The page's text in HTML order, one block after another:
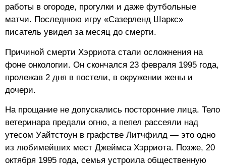
работы в огороде, прогулки и даже футбольные
матчи. Последнюю игру «Сазерленд Шаркс»
писатель увидел за месяц до смерти.
Причиной смерти Хэрриота стали осложнения на
фоне онкологии. Он скончался 23 февраля 1995 года,
пролежав 2 дня в постели, в окружении жены и
дочери.
На прощание не допускались посторонние лица. Тело
ветеринара предали огню, а пепел рассеяли над
утесом Уайтстоун в графстве Литчфилд — это одно
из любимейших мест Джеймса Хэрриота. Позже, 20
октября 1995 года, семья устроила общественную